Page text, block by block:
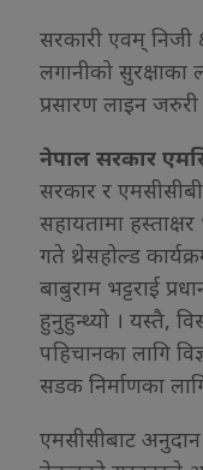
सरकारी एवम् निजी
लगानीको सुरक्षाका
प्रसारण लाइन
नेपाल सरकार
सरकार र
सहायतामा
गते थ्रेसहोल्ड
बाबुराम भट्टराई
हुनुहुन्थ्यो । यस्तै,
पहिचानका लागि
सडक निर्माणका
एमसीसीबाट